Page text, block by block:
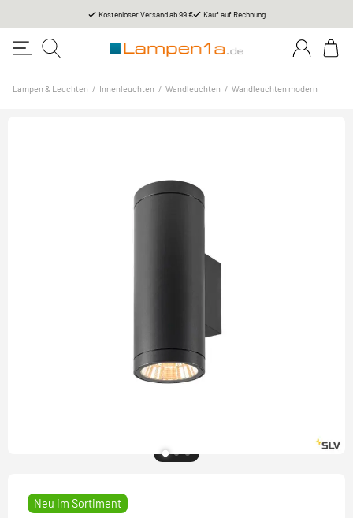
Kostenloser Versand ab 99 € Kauf auf Rechnung
Lampen & Leuchten / Innenleuchten / Wandleuchten / Wandleuchten modern
Neu im Sortiment